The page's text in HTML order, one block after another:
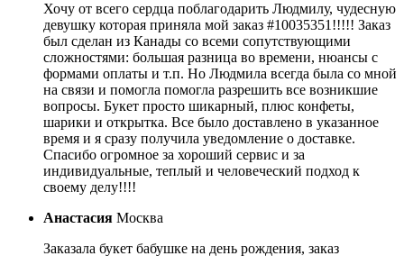
Хочу от всего сердца поблагодарить Людмилу, чудесную
девушку которая приняла мой заказ #10035351!!!!! Заказ
был сделан из Канады со всеми сопутствующими
сложностями: большая разница во времени, нюансы с
формами оплаты и т.п. Но Людмила всегда была со мной
на связи и помогла помогла разрешить все возникшие
вопросы. Букет просто шикарный, плюс конфеты,
шарики и открытка. Все было доставлено в указанное
время и я сразу получила уведомление о доставке.
Спасибо огромное за хороший сервис и за
индивидуальные, теплый и человеческий подход к
своему делу!!!!
Анастасия Москва
Заказала букет бабушке на день рождения, заказ